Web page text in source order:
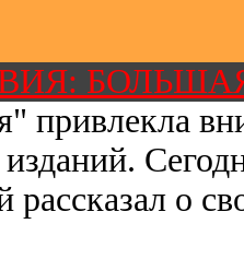
привлекла
о